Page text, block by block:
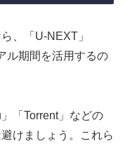
、「U-NEXT」
ル期間を活用するの
「Torrent」などの
けましょう。これら